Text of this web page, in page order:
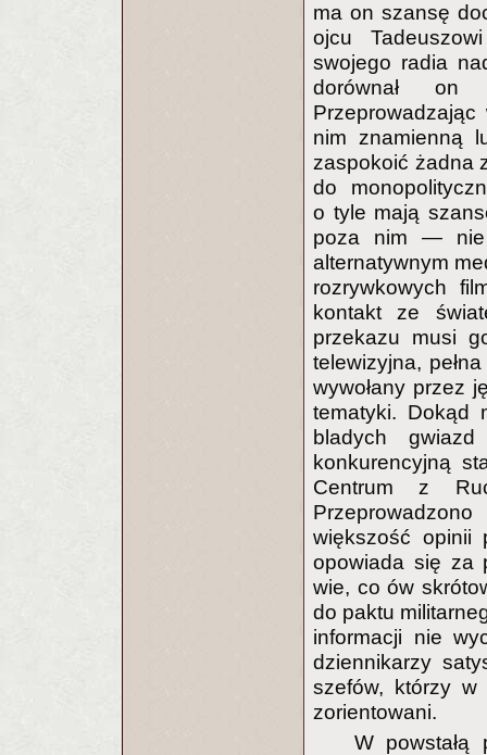
ma on szansę
ojcu
swojego radia
dorównał on
nim znamienną
zaspokoić żadna
do
o tyle mają
poza nim — nie
alternatywnym
rozrywkowych
kontakt ze
przekazu musi
telewizyjna,
wywołany przez
tematyki. Dokąd
bladych
konkurencyjną
Centrum z
większość opinii
opowiada się za
wie, co ów
do paktu
informacji nie
dziennikarzy
szefów, którzy w
zorientowani.
W powstałą